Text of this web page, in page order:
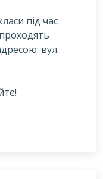
під час
вул.